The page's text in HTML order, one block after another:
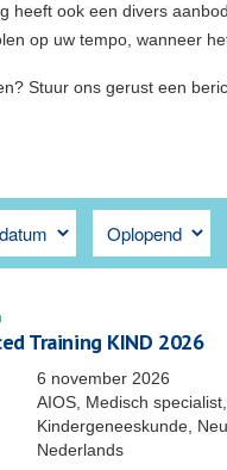
heeft ook een divers
op uw tempo, wanneer
Stuur ons gerust een
Training KIND 2026
6 november 2026
AIOS, Medisch
Kindergeneeskunde,
Nederlands